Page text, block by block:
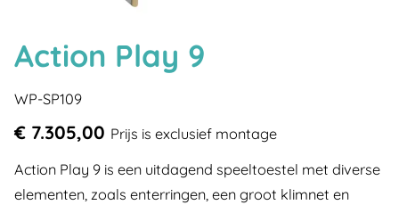
Action Play 9
WP-SP109
€ 7.305,00 Prijs is exclusief montage
Action Play 9 is een uitdagend speeltoestel met diverse
elementen, zoals enterringen, een groot klimnet en